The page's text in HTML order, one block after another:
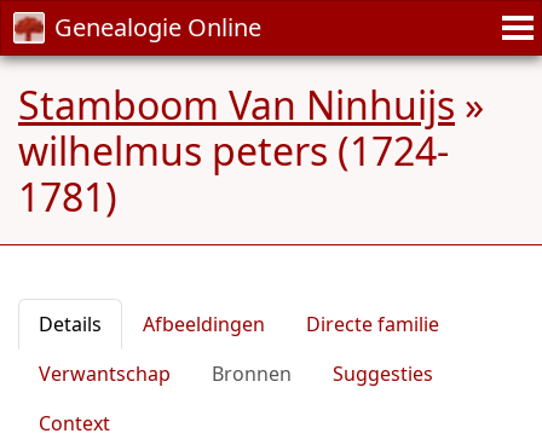
Genealogie Online
Stamboom Van Ninhuijs »
wilhelmus peters (1724-
1781)
Details Afbeeldingen
Directe familie
Verwantschap
Bronnen
Suggesties
Context